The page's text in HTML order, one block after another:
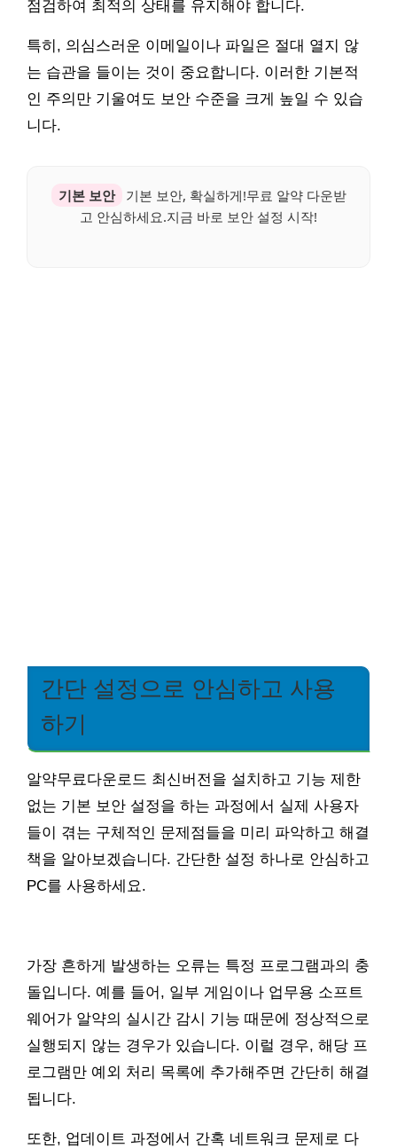
점검하여 최적의 상태를 유지해야 합니다.
특히, 의심스러운 이메일이나 파일은 절대 열지 않
는 습관을 들이는 것이 중요합니다. 이러한 기본적
인 주의만 기울여도 보안 수준을 크게 높일 수 있습
니다.
기본 보안
기본 보안, 확실하게!무료 알약 다운받
고 안심하세요.지금 바로 보안 설정 시작!
간단 설정으로 안심하고 사용
하기
알약무료다운로드 최신버전을 설치하고 기능 제한
없는 기본 보안 설정을 하는 과정에서 실제 사용자
들이 겪는 구체적인 문제점들을 미리 파악하고 해결
책을 알아보겠습니다. 간단한 설정 하나로 안심하고
PC를 사용하세요.
가장 흔하게 발생하는 오류는 특정 프로그램과의 충
돌입니다. 예를 들어, 일부 게임이나 업무용 소프트
웨어가 알약의 실시간 감시 기능 때문에 정상적으로
실행되지 않는 경우가 있습니다. 이럴 경우, 해당 프
로그램만 예외 처리 목록에 추가해주면 간단히 해결
됩니다.
또한, 업데이트 과정에서 간혹 네트워크 문제로 다